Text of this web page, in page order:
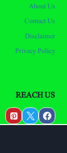
About Us
Contact Us
Disclaimer
Privacy Policy
REACH US